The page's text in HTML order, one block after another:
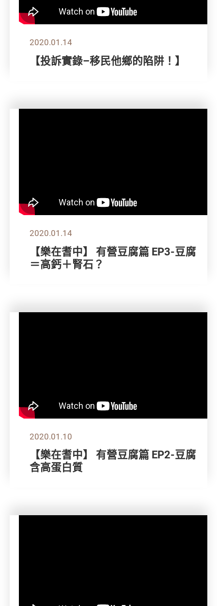
2020.01.14
【投訴實錄–移民他鄉的陷阱！】
2020.01.14
【樂在耆中】 有營豆腐篇 EP3-豆腐
＝高鈣＋腎石？
2020.01.10
【樂在耆中】 有營豆腐篇 EP2-豆腐
含高蛋白質